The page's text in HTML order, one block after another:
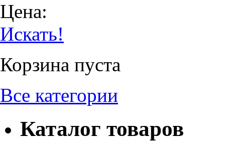
Цена:
Искать!
Корзина пуста
Все категории
Каталог товаров